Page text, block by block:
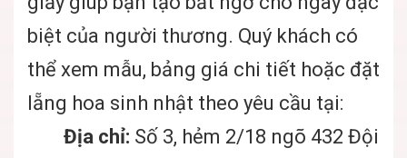
biệt của người thương. Quý khách có
thể xem mẫu, bảng giá chi tiết hoặc đặt
lẵng hoa sinh nhật theo yêu cầu tại:
Địa chỉ: Số 3, hẻm 2/18 ngõ 432 Đội